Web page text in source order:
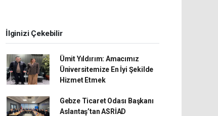
İlginizi Çekebilir
Ümit Yıldırım: Amacımız
Üniversitemize En İyi Şekilde
Hizmet Etmek
Gebze Ticaret Odası Başkanı
Aslantaş’tan ASRİAD